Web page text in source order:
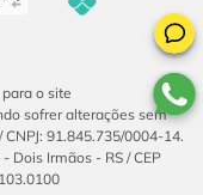
o site
sofrer alterações sem
91.845.735/0004-14.
Dois Irmãos - RS / CEP